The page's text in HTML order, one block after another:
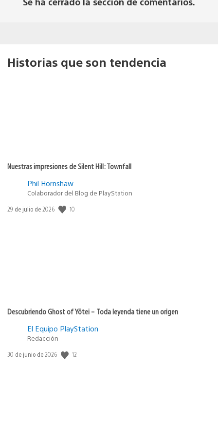
Historias que son tendencia
Nuestras impresiones de Silent Hill: Townfall
Phil Hornshaw
Colaborador del Blog de PlayStation
Fecha
29 de julio de 2026 10
Descubriendo Ghost of Yōtei – Toda leyenda tiene un origen
El Equipo PlayStation
Redacción
Fecha
30 de junio de 2026 12